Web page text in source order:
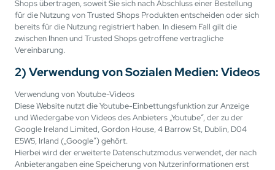
Shops übertragen, soweit Sie sich nach Abschluss einer Bestellung
für die Nutzung von Trusted Shops Produkten entscheiden oder sich
bereits für die Nutzung registriert haben. In diesem Fall gilt die
zwischen Ihnen und Trusted Shops getroffene vertragliche
Vereinbarung.
2) Verwendung von Sozialen Medien: Videos
Verwendung von Youtube-Videos
Diese Website nutzt die Youtube-Einbettungsfunktion zur Anzeige
und Wiedergabe von Videos des Anbieters „Youtube“, der zu der
Google Ireland Limited, Gordon House, 4 Barrow St, Dublin, D04
E5W5, Irland („Google“) gehört.
Hierbei wird der erweiterte Datenschutzmodus verwendet, der nach
Anbieterangaben eine Speicherung von Nutzerinformationen erst